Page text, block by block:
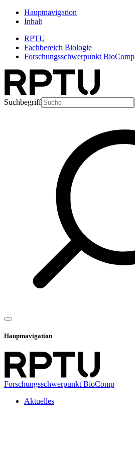
Hauptnavigation
Inhalt
RPTU
Fachbereich Biologie
Forschungsschwerpunkt BioComp
Suchbegriff
Hauptnavigation
Forschungsschwerpunkt BioComp
Aktuelles